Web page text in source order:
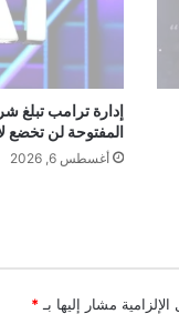
المفتوحة لن تخضع
أغسطس 6, 2026
مشار إليها بـ *